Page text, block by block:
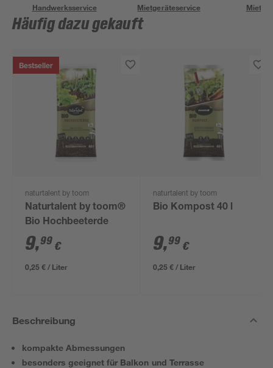
Handwerksservice Mietgeräteservice
Häufig dazu gekauft
Bestseller
naturtalent by toom
Naturtalent by toom®
Bio Hochbeeterde
9,99 €
0,25 € / Liter
naturtalent by toom
Bio Kompost 40 l
9,99 €
0,25 € / Liter
Beschreibung
kompakte Abmessungen
besonders geeignet für Balkon und Terrasse